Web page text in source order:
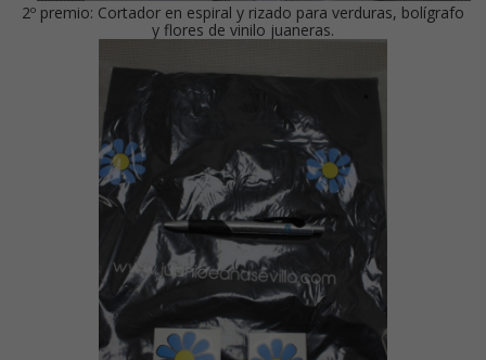
2º premio: Cortador en espiral y rizado para verduras, bolígrafo
y flores de vinilo juaneras.